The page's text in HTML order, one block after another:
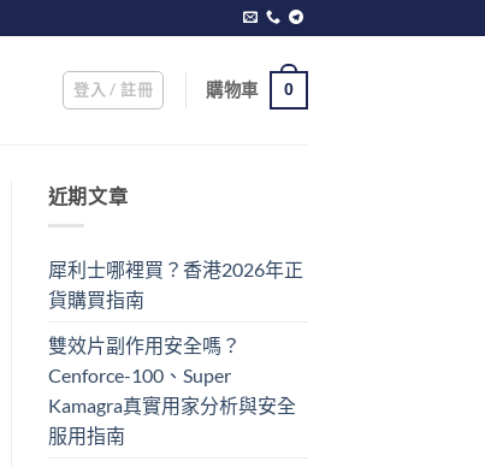
登入 / 註冊 購物車 0
近期文章
犀利士哪裡買？香港2026年正
貨購買指南
雙效片副作用安全嗎？
Cenforce-100、Super
Kamagra真實用家分析與安全
服用指南